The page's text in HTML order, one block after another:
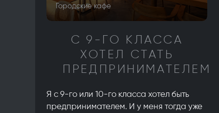
С 9-ГО КЛАССА
ХОТЕЛ СТАТЬ
ПРЕДПРИНИМАТЕЛЕМ
Я с 9-го или 10-го класса хотел быть
предпринимателем. И у меня тогда уже
Городские кафе